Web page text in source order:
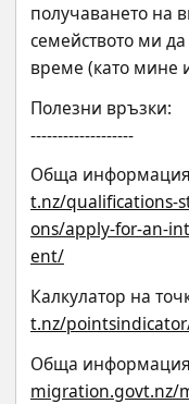
получаването на
семейството ми
време (като мине
Полезни връзки:
-------------------
Обща информация
t.nz/qualifications-
ons/apply-for-an-
ent/
Калкулатор на
t.nz/
Обща
migration.govt.nz/